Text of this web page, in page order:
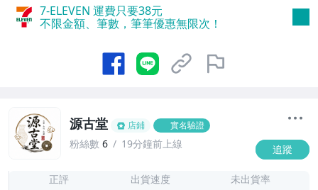
7-ELEVEN 運費只要38元
不限金額、筆數，筆筆優惠無限次！
源古堂 店鋪 實名驗證
粉絲數 6 19分鐘前上線 追蹤
正評 出貨速度 未出貨率